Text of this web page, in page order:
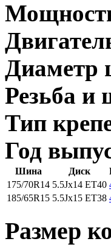
Диаметр
Резьба и
Тип
Год
Шина Диск
175/70R14 5.5Jx14 ET40
185/65R15 5.5Jx15 ET38
Размер